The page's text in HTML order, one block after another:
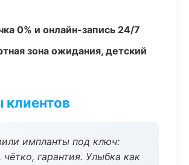
0% и онлайн-запись 24/7
зона ожидания, детский
импланты под ключ:
гарантия. Улыбка как